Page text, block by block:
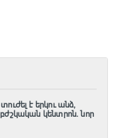
է երկու անձ,
կենտրոն. նոր